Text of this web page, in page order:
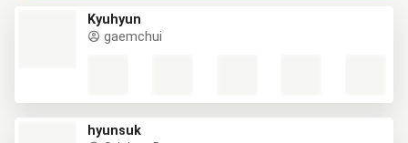
Kyuhyun
gaemchui
hyunsuk